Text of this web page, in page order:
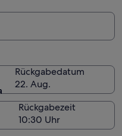
Rückgabedatum
22. Aug.
Rückgabezeit